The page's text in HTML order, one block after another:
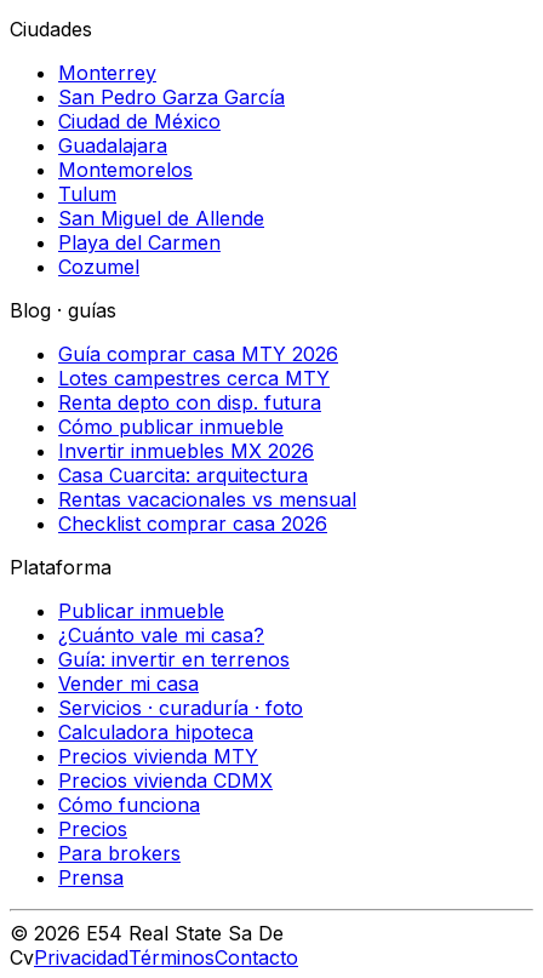
Ciudades
Monterrey
San Pedro Garza García
Ciudad de México
Guadalajara
Montemorelos
Tulum
San Miguel de Allende
Playa del Carmen
Cozumel
Blog · guías
Guía comprar casa MTY 2026
Lotes campestres cerca MTY
Renta depto con disp. futura
Cómo publicar inmueble
Invertir inmuebles MX 2026
Casa Cuarcita: arquitectura
Rentas vacacionales vs mensual
Checklist comprar casa 2026
Plataforma
Publicar inmueble
¿Cuánto vale mi casa?
Guía: invertir en terrenos
Vender mi casa
Servicios · curaduría · foto
Calculadora hipoteca
Precios vivienda MTY
Precios vivienda CDMX
Cómo funciona
Precios
Para brokers
Prensa
© 2026 E54 Real State Sa De
CvPrivacidadTérminosContacto